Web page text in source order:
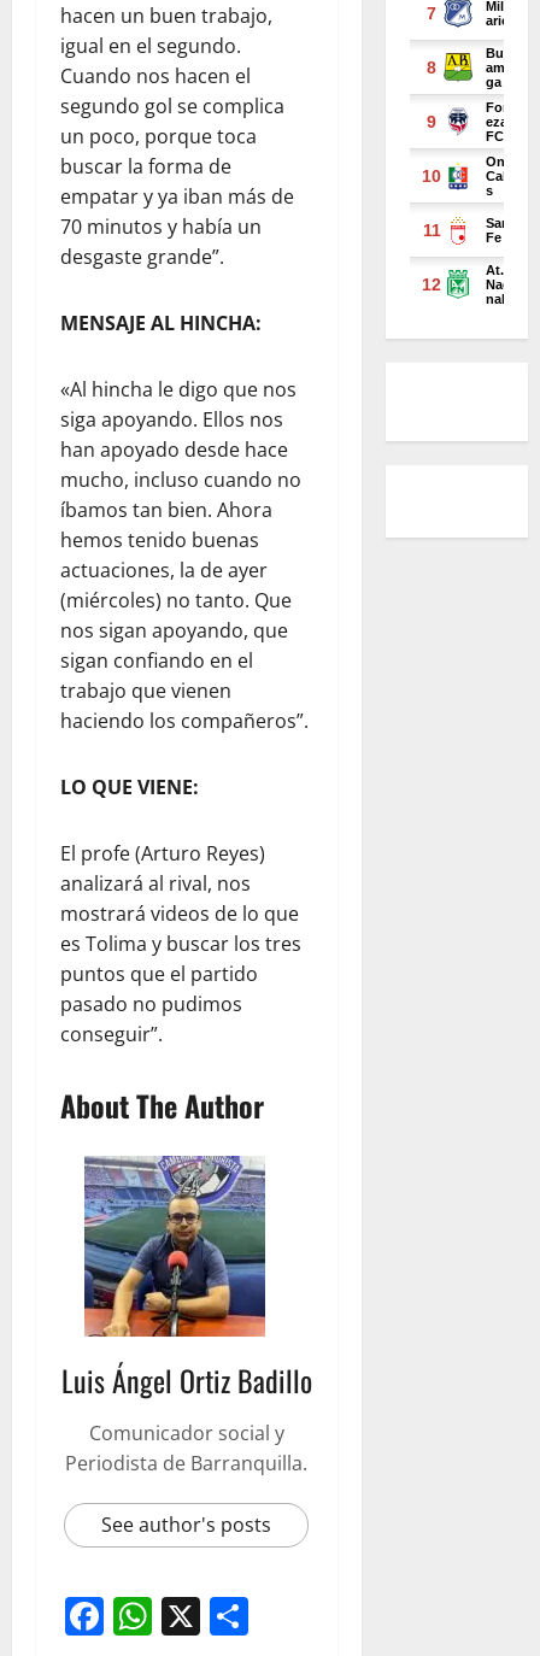
hacen un buen trabajo,
igual en el segundo.
Cuando nos hacen el
segundo gol se complica
un poco, porque toca
buscar la forma de
empatar y ya iban más de
70 minutos y había un
desgaste grande”.
MENSAJE AL HINCHA:
«Al hincha le digo que nos
siga apoyando. Ellos nos
han apoyado desde hace
mucho, incluso cuando no
íbamos tan bien. Ahora
hemos tenido buenas
actuaciones, la de ayer
(miércoles) no tanto. Que
nos sigan apoyando, que
sigan confiando en el
trabajo que vienen
haciendo los compañeros”.
LO QUE VIENE:
El profe (Arturo Reyes)
analizará al rival, nos
mostrará videos de lo que
es Tolima y buscar los tres
puntos que el partido
pasado no pudimos
conseguir”.
About The Author
Luis Ángel Ortiz Badillo
Comunicador social y
Periodista de Barranquilla.
See author's posts
Facebook
WhatsApp
X